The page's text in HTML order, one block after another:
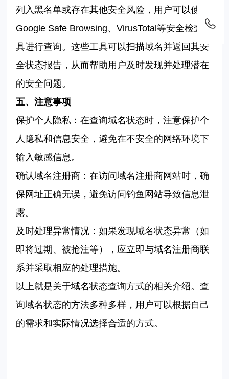
列入黑名单或存在其他安全风险，用户可以使用
Google Safe Browsing、VirusTotal等安全检查工
具进行查询。这些工具可以扫描域名并返回其安
全状态报告，从而帮助用户及时发现并处理潜在
的安全问题。
五、注意事项
保护个人隐私：在查询域名状态时，注意保护个
人隐私和信息安全，避免在不安全的网络环境下
输入敏感信息。
确认域名注册商：在访问域名注册商网站时，确
保网址正确无误，避免访问钓鱼网站导致信息泄
露。
及时处理异常情况：如果发现域名状态异常（如
即将过期、被抢注等），应立即与域名注册商联
系并采取相应的处理措施。
以上就是关于域名状态查询方式的相关介绍。查
询域名状态的方法多种多样，用户可以根据自己
的需求和实际情况选择合适的方式。